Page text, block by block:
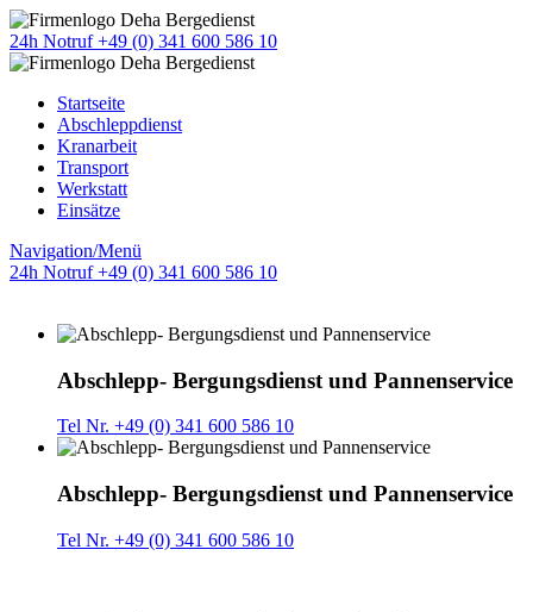
24h Notruf +49 (0) 341 600 586 10
Startseite
Abschleppdienst
Kranarbeit
Transport
Werkstatt
Einsätze
Navigation/Menü
24h Notruf +49 (0) 341 600 586 10
Abschlepp- Bergungsdienst und Pannenservice
Tel Nr. +49 (0) 341 600 586 10
Abschlepp- Bergungsdienst und Pannenservice
Tel Nr. +49 (0) 341 600 586 10